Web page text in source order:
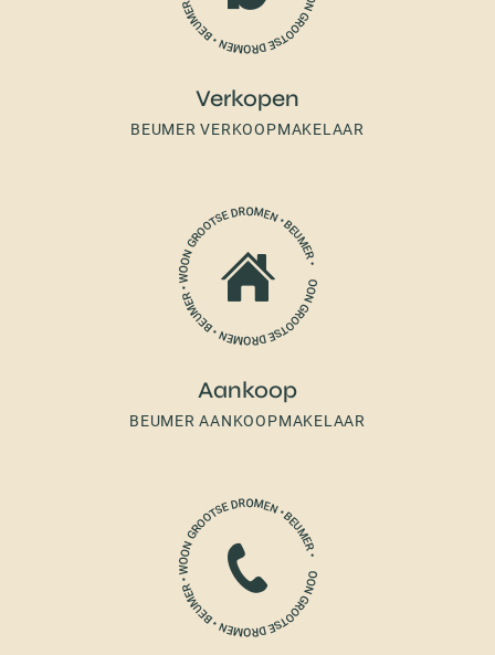
Verkopen
BEUMER VERKOOPMAKELAAR
Aankoop
BEUMER AANKOOPMAKELAAR